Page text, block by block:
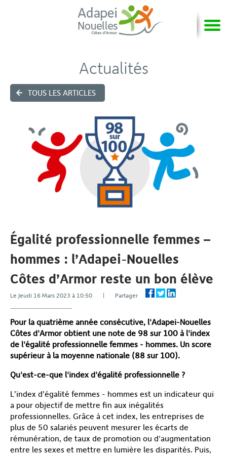
TOUS LES ARTICLES
Actualités
Égalité professionnelle femmes –
hommes : l’Adapei-Nouelles
Côtes d’Armor reste un bon élève
Le Jeudi 16 Mars 2023 à 10:50 | Partager
Pour la quatrième année consécutive, l'Adapei-Nouelles
Côtes d'Armor obtient une note de 98 sur 100 à l'index
de l'égalité professionnelle femmes - hommes. Un score
supérieur à la moyenne nationale (88 sur 100).
Qu'est-ce-que l'index d'égalité professionnelle ?
L’index d’égalité femmes - hommes est un indicateur qui
a pour objectif de mettre fin aux inégalités
professionnelles. Grâce à cet index, les entreprises de
plus de 50 salariés peuvent mesurer les écarts de
rémunération, de taux de promotion ou d'augmentation
entre les sexes et mettre en lumière les disparités. Puis,